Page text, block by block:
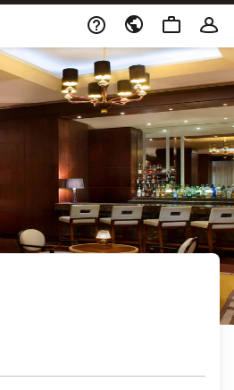
Bonvoy